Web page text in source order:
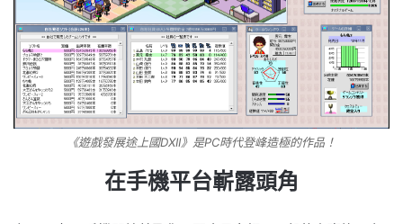
《遊戲發展途上國DXII》是PC時代登峰造極的作品！
在手機平台嶄露頭角